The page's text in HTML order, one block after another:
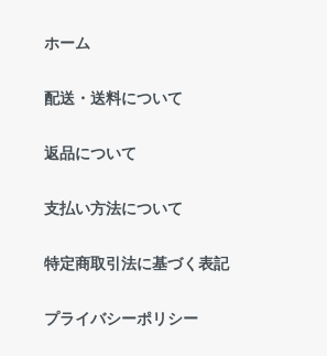
ホーム
配送・送料について
返品について
支払い方法について
特定商取引法に基づく表記
プライバシーポリシー